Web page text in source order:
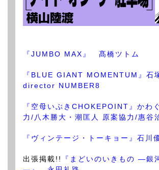
『JUMBO MAX』 髙橋ツトム
『BLUE GIANT MOMENTUM』石
director NUMBER8
『空母いぶきCHOKEPOINT』かわ
力/八木勝大・潮匡人 原案協力/惠谷
『ヴィンテージ・トーキョー』石川
出張掲載!!
『まどいのいきもの —銀